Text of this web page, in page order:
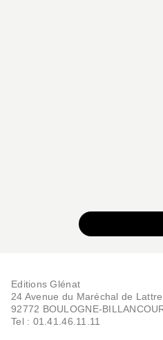
Editions Glénat
24 Avenue du Maréchal de
92772 BOULOGNE-
Tel : 01.41.46.11.11